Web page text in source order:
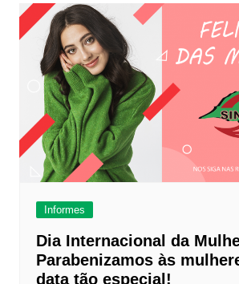
Informes
Dia Internacional da
Parabenizamos às
data tão especial!